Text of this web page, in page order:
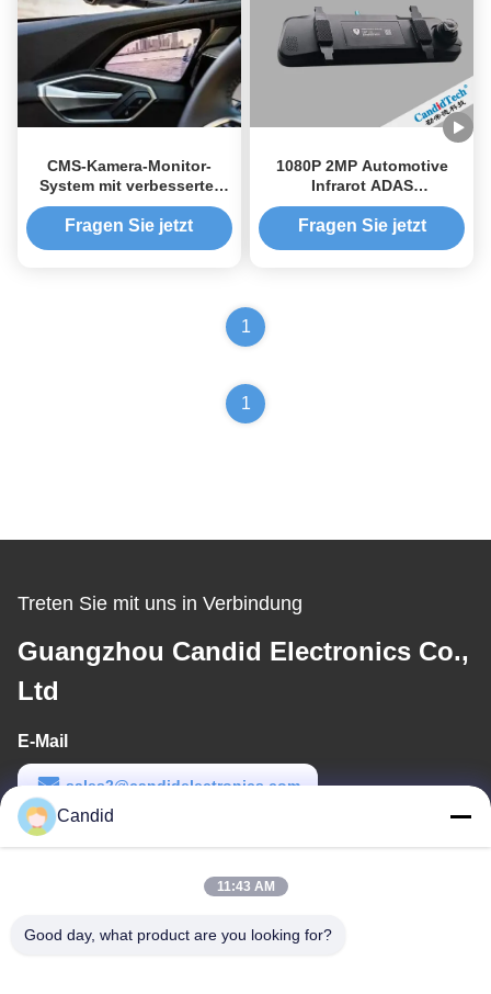
CMS-Kamera-Monitor-
System mit verbesserter
Sichtbarkeit Anti-Glanz-
Funktion und Blind Spot
Fragen Sie jetzt
1080P 2MP Automotive
Infrarot ADAS
Kollisionsvermeidung
Streaming Rückspiegel
Fragen Sie jetzt
1
1
Treten Sie mit uns in Verbindung
Guangzhou Candid Electronics Co.,
Ltd
E-Mail
sales2@candidelectronics.com
Arbeits-Zeit
Candid
11:43 AM
Good day, what product are you looking for?